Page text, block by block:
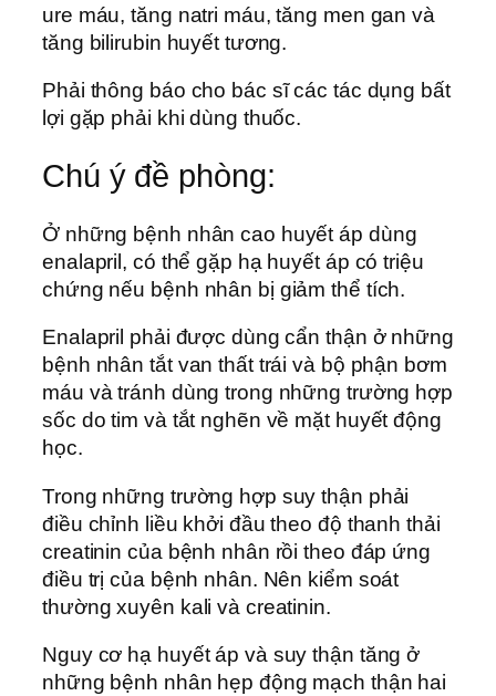
ure máu, tăng natri máu, tăng men gan và
tăng bilirubin huyết tương.
Phải thông báo cho bác sĩ các tác dụng bất
lợi gặp phải khi dùng thuốc.
Chú ý đề phòng:
Ở những bệnh nhân cao huyết áp dùng
enalapril, có thể gặp hạ huyết áp có triệu
chứng nếu bệnh nhân bị giảm thể tích.
Enalapril phải được dùng cẩn thận ở những
bệnh nhân tắt van thất trái và bộ phận bơm
máu và tránh dùng trong những trường hợp
sốc do tim và tắt nghẽn về mặt huyết động
học.
Trong những trường hợp suy thận phải
điều chỉnh liều khởi đầu theo độ thanh thải
creatinin của bệnh nhân rồi theo đáp ứng
điều trị của bệnh nhân. Nên kiểm soát
thường xuyên kali và creatinin.
Nguy cơ hạ huyết áp và suy thận tăng ở
những bệnh nhân hẹp động mạch thận hai